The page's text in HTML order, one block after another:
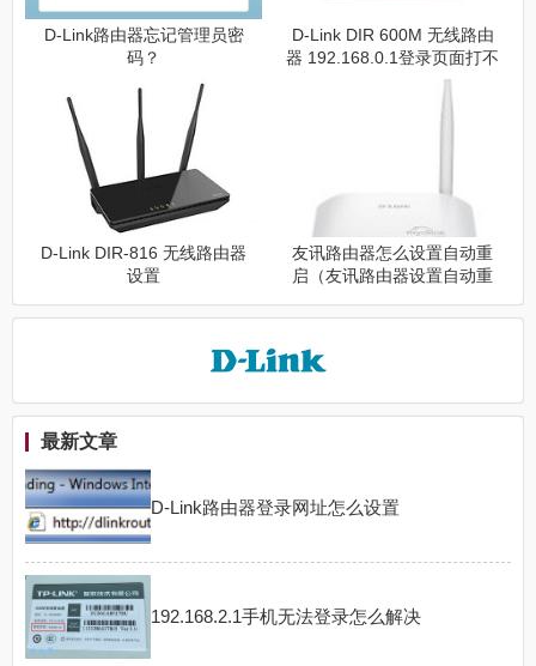
D-Link路由器忘记管理员密
码？
D-Link DIR 600M 无线路由
器 192.168.0.1登录页面打不
D-Link DIR-816 无线路由器
设置
友讯路由器怎么设置自动重
启（友讯路由器设置自动重
最新文章
D-Link路由器登录网址怎么设置
192.168.2.1手机无法登录怎么解决